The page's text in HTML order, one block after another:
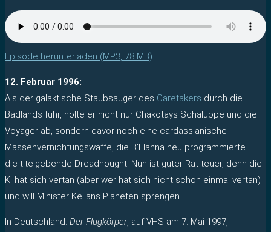
Episode herunterladen (MP3, 78 MB)
12. Februar 1996:
Als der galaktische Staubsauger des Caretakers durch die
Badlands fuhr, holte er nicht nur Chakotays Schaluppe und die
Voyager ab, sondern davor noch eine cardassianische
Massenvernichtungswaffe, die B’Elanna neu programmierte –
die titelgebende Dreadnought. Nun ist guter Rat teuer, denn die
KI hat sich vertan (aber wer hat sich nicht schon einmal vertan)
und will Minister Kellans Planeten sprengen.
In Deutschland: Der Flugkörper, auf VHS am 7. Mai 1997,